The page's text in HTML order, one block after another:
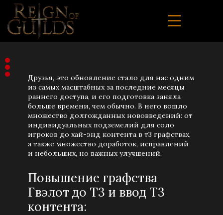
Друзья, это обновление стало для нас одним
из самых масштабных за последние месяцы
раннего доступа, и его подготовка заняла
больше времени, чем обычно. В него вошло
множество долгожданных нововведений: от
индивидуальных подземелий для соло
игроков до хай-энд контента в т3 графствах,
а также множество доработок, исправлений
и небольших, но важных улучшений.
Повышение графства
Гвэлот до Т3 и ввод Т3
контента: